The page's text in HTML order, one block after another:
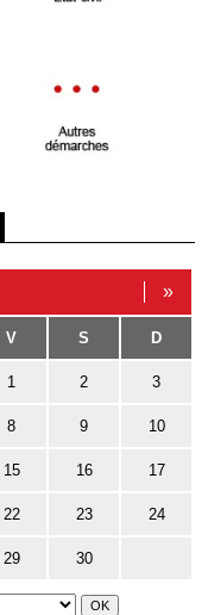
»
V S D
1 2 3
8 9 10
15 16 17
22 23 24
29 30